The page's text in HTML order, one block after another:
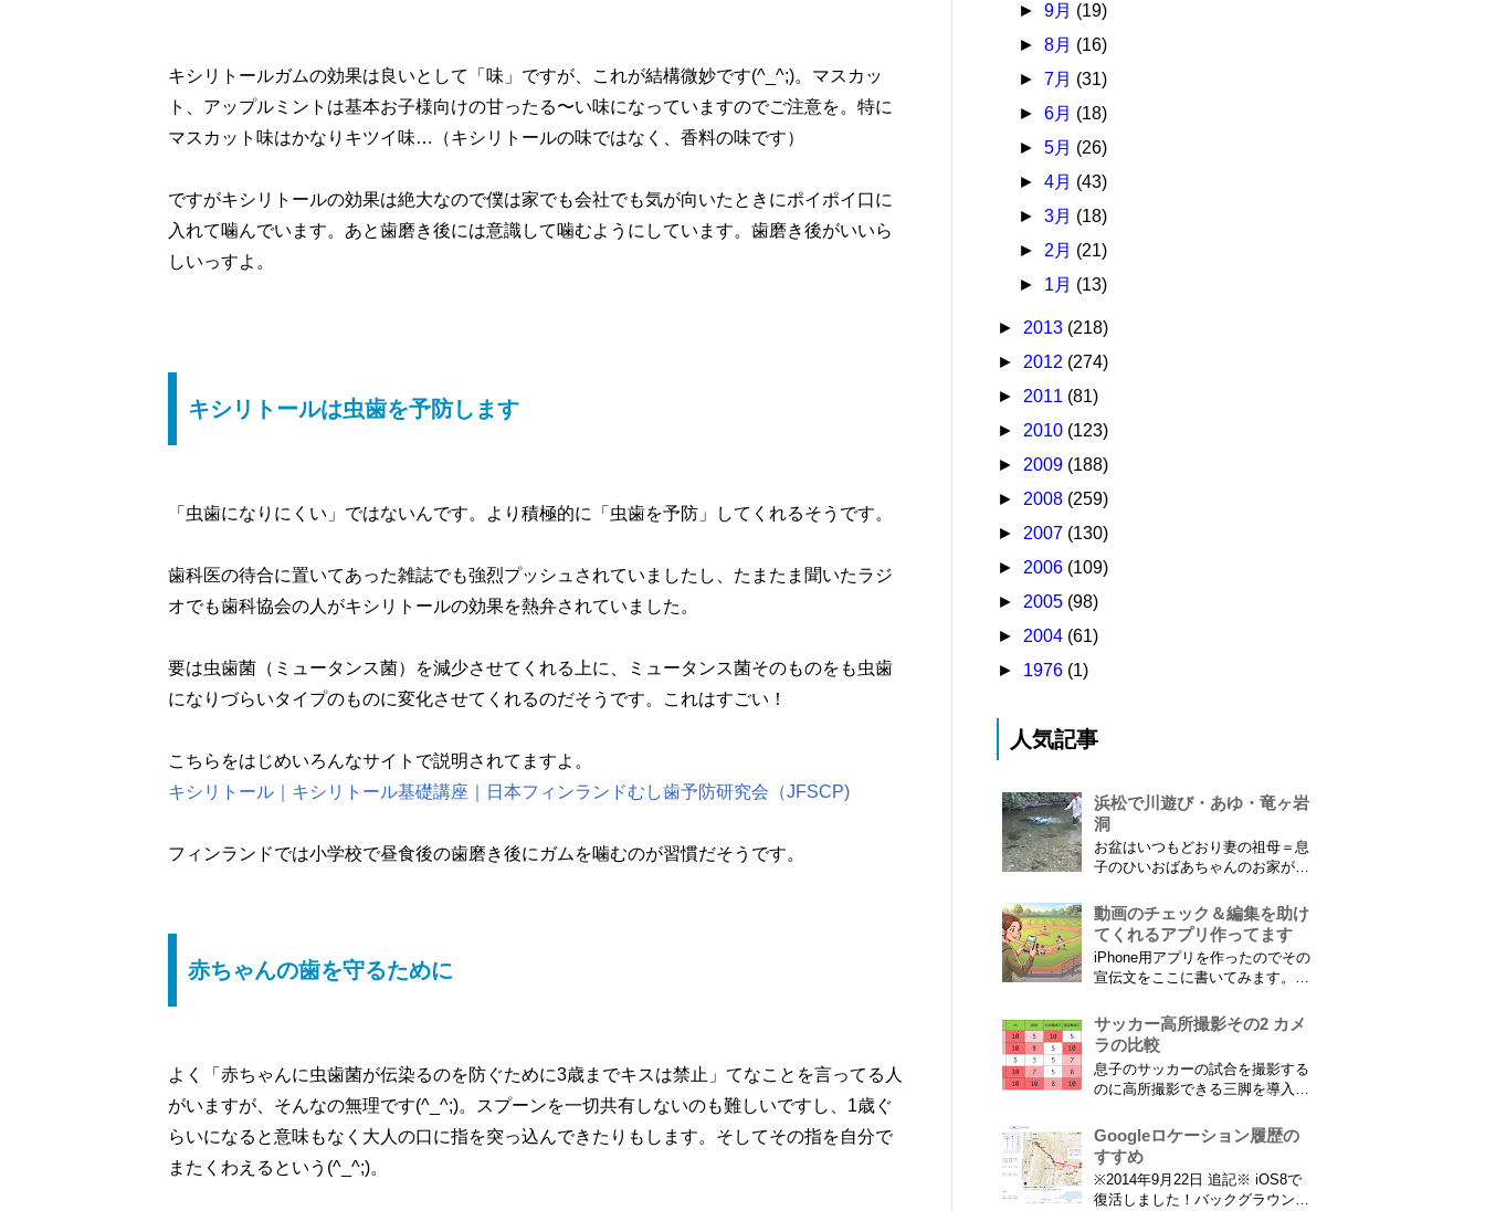
キシリトールガムの効果は良いとして「味」ですが、これが結構微妙です(^_^;)。マスカッ
ト、アップルミントは基本お子様向けの甘ったる〜い味になっていますのでご注意を。特に
マスカット味はかなりキツイ味…（キシリトールの味ではなく、香料の味です）
ですがキシリトールの効果は絶大なので僕は家でも会社でも気が向いたときにポイポイ口に
入れて噛んでいます。あと歯磨き後には意識して噛むようにしています。歯磨き後がいいら
しいっすよ。
キシリトールは虫歯を予防します
「虫歯になりにくい」ではないんです。より積極的に「虫歯を予防」してくれるそうです。
歯科医の待合に置いてあった雑誌でも強烈プッシュされていましたし、たまたま聞いたラジ
オでも歯科協会の人がキシリトールの効果を熱弁されていました。
要は虫歯菌（ミュータンス菌）を減少させてくれる上に、ミュータンス菌そのものをも虫歯
になりづらいタイプのものに変化させてくれるのだそうです。これはすごい！
こちらをはじめいろんなサイトで説明されてますよ。
キシリトール｜キシリトール基礎講座｜日本フィンランドむし歯予防研究会（JFSCP)
フィンランドでは小学校で昼食後の歯磨き後にガムを噛むのが習慣だそうです。
赤ちゃんの歯を守るために
よく「赤ちゃんに虫歯菌が伝染るのを防ぐために3歳までキスは禁止」てなことを言ってる人
がいますが、そんなの無理です(^_^;)。スプーンを一切共有しないのも難しいですし、1歳ぐ
らいになると意味もなく大人の口に指を突っ込んできたりもします。そしてその指を自分で
またくわえるという(^_^;)。
►9月 (19)
►8月 (16)
►7月 (31)
►6月 (18)
►5月 (26)
►4月 (43)
►3月 (18)
► 2月 (21)
► 1月 (13)
► 2013 (218)
► 2012 (274)
► 2011 (81)
► 2010 (123)
► 2009 (188)
► 2008 (259)
► 2007 (130)
► 2006 (109)
► 2005 (98)
► 2004 (61)
► 1976 (1)
人気記事
浜松で川遊び・あゆ・竜ヶ岩
洞
お盆はいつもどおり妻の祖母＝息
子のひいおばあちゃんのお家があ
ばあちゃんがご健在なのはとって
もありがたいことです。 5歳vs88
歳 ひいおばあちゃんとの対決！
カモノハシ通信3 神宮寺川で水遊
び、下の方に動画も付けてます
動画のチェック＆編集を助け
てくれるアプリ作ってます
iPhone用アプリを作ったのでその
宣伝文をここに書いてみます。ま
が、公開されたら是非使ってみて
ください。 --------------------------------
------------ 「あのゴールシーン、ど
こだっけ？」をゼロに。...
サッカー高所撮影その2 カメ
ラの比較
息子のサッカーの試合を撮影する
のに高所撮影できる三脚を導入し
さからフィールド全体（少年用な
ので大人用の半分の大きさです）
を撮影できればカメラを放置して
の撮影ができますし、選手のポジ
Googleロケーション履歴の
すすめ
※2014年9月22日 追記※ iOS8で
復活しました！バックグラウンド